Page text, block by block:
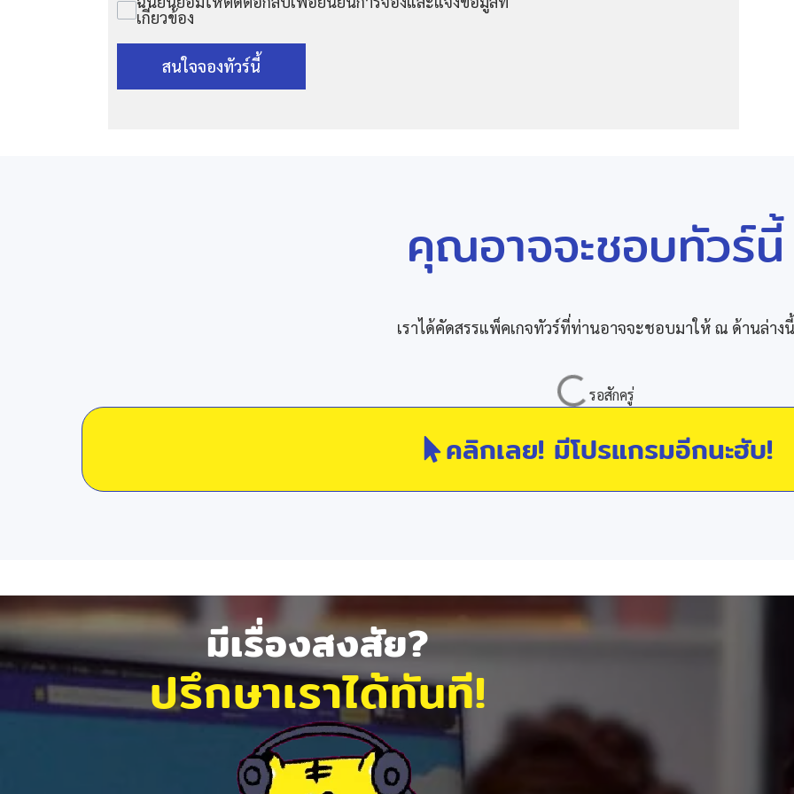
เกี่ยวข้อง
สนใจจองทัวร์นี้
คุณอาจจะชอบทัวร์นี้
เราได้คัดสรรแพ็คเกจทัวร์ที่ท่านอาจจะชอบมาให้ ณ ด้านล่างนี้
คลิกเลย! มีโปรแกรมอีกนะฮับ!
มีเรื่องสงสัย?
ปรึกษาเราได้ทันที!